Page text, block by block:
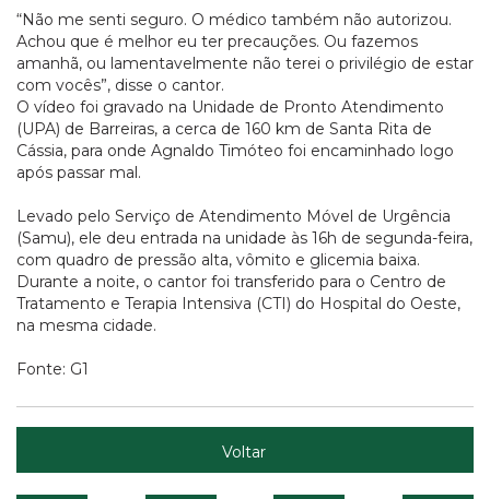
“Não me senti seguro. O médico também não autorizou.
Achou que é melhor eu ter precauções. Ou fazemos
amanhã, ou lamentavelmente não terei o privilégio de estar
com vocês”, disse o cantor.
O vídeo foi gravado na Unidade de Pronto Atendimento
(UPA) de Barreiras, a cerca de 160 km de Santa Rita de
Cássia, para onde Agnaldo Timóteo foi encaminhado logo
após passar mal.
Levado pelo Serviço de Atendimento Móvel de Urgência
(Samu), ele deu entrada na unidade às 16h de segunda-feira,
com quadro de pressão alta, vômito e glicemia baixa.
Durante a noite, o cantor foi transferido para o Centro de
Tratamento e Terapia Intensiva (CTI) do Hospital do Oeste,
na mesma cidade.
Fonte: G1
Voltar